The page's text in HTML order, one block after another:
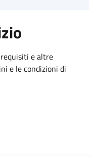
e altre
e le condizioni di